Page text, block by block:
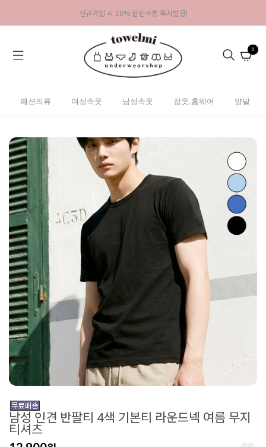
신규가입 시 10% 할인쿠폰 즉시발급!
0
패션의류 여성속옷 남성속옷 잠옷,홈웨어 양말
남성 인견 반팔티 4색 기본티 라운드넥 여름 무지
티셔츠